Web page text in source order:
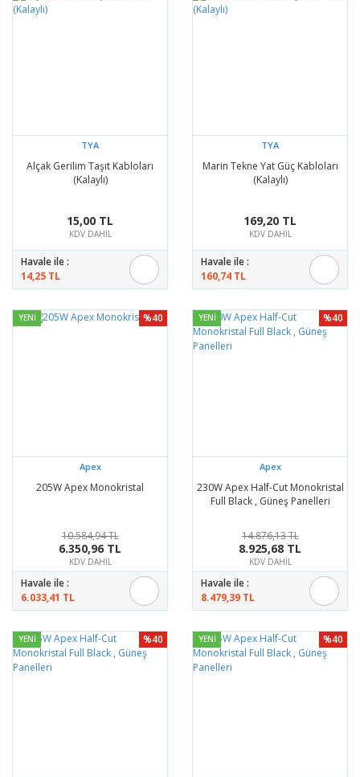
TYA
Alçak Gerilim Taşıt Kabloları
(Kalaylı)
15,00 TL
KDV DAHİL
Havale ile :
14,25 TL
TYA
Marin Tekne Yat Güç Kabloları
(Kalaylı)
169,20 TL
KDV DAHİL
Havale ile :
160,74 TL
%40
YENİ
Apex
205W Apex Monokristal
10.584,94 TL
6.350,96 TL
KDV DAHİL
Havale ile :
6.033,41 TL
%40
YENİ
Apex
230W Apex Half-Cut Monokristal
Full Black , Güneş Panelleri
14.876,13 TL
8.925,68 TL
KDV DAHİL
Havale ile :
8.479,39 TL
%40
YENİ %40
YENİ